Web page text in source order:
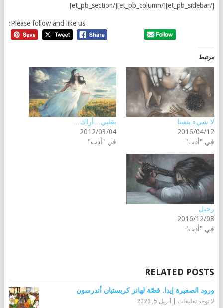
[/et_pb_sidebar][/et_pb_column][/et_pb_section]
Please follow and like us:
مرتبط
لا شيء يتعبنا
2016/04/12
في "أدب"
بقلبي…أراك…
2012/03/04
في "أدب"
رحيل
2016/12/08
في "أدب"
RELATED POSTS
ورود الصغيرة إيدا. قصّة لهانز كريستيان أندرسون
لا توجد تعليقات أبريل 5, 2023